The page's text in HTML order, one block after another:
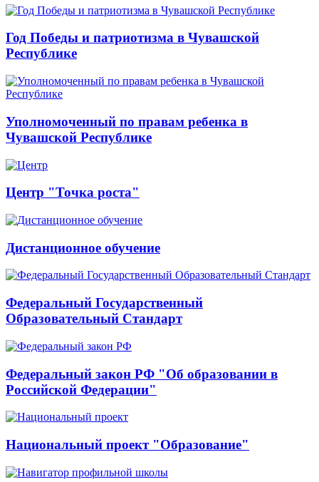
Год Победы и патриотизма в Чувашской
Республике
Уполномоченный по правам ребенка в
Чувашской Республике
Центр "Точка роста"
Дистанционное обучение
Федеральный Государственный
Образовательный Стандарт
Федеральный закон РФ "Об образовании в
Российской Федерации"
Национальный проект "Образование"